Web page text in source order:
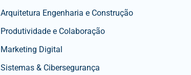
Arquitetura Engenharia e Construção
Produtividade e Colaboração
Marketing Digital
Sistemas & Cibersegurança